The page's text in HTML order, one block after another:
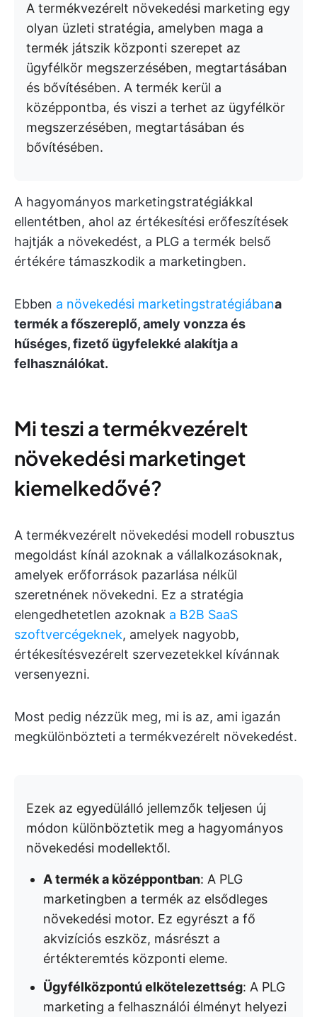
A termékvezérelt növekedési marketing egy
olyan üzleti stratégia, amelyben maga a
termék játszik központi szerepet az
ügyfélkör megszerzésében, megtartásában
és bővítésében. A termék kerül a
középpontba, és viszi a terhet az ügyfélkör
megszerzésében, megtartásában és
bővítésében.
A hagyományos marketingstratégiákkal
ellentétben, ahol az értékesítési erőfeszítések
hajtják a növekedést, a PLG a termék belső
értékére támaszkodik a marketingben.
Ebben a növekedési marketingstratégiábana
termék a főszereplő, amely vonzza és
hűséges, fizető ügyfelekké alakítja a
felhasználókat.
Mi teszi a termékvezérelt
növekedési marketinget
kiemelkedővé?
A termékvezérelt növekedési modell robusztus
megoldást kínál azoknak a vállalkozásoknak,
amelyek erőforrások pazarlása nélkül
szeretnének növekedni. Ez a stratégia
elengedhetetlen azoknak a B2B SaaS
szoftvercégeknek, amelyek nagyobb,
értékesítésvezérelt szervezetekkel kívánnak
versenyezni.
Most pedig nézzük meg, mi is az, ami igazán
megkülönbözteti a termékvezérelt növekedést.
Ezek az egyedülálló jellemzők teljesen új
módon különböztetik meg a hagyományos
növekedési modellektől.
A termék a középpontban: A PLG
marketingben a termék az elsődleges
növekedési motor. Ez egyrészt a fő
akvizíciós eszköz, másrészt a
értékteremtés központi eleme.
Ügyfélközpontú elkötelezettség: A PLG
marketing a felhasználói élményt helyezi